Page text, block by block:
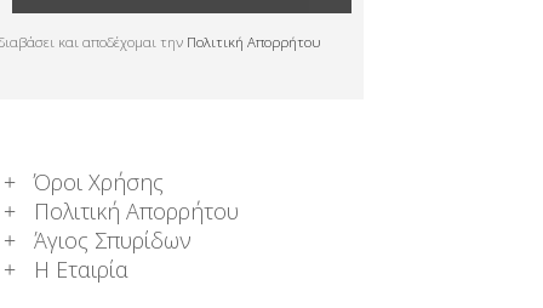
και αποδέχομαι την Πολιτική Απορρήτου
Όροι Χρήσης
Πολιτική Απορρήτου
Άγιος Σπυρίδων
Η Εταιρία